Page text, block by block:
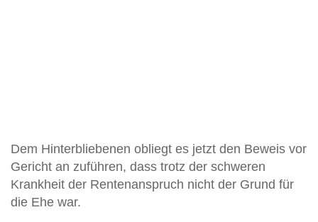
Dem Hinterbliebenen obliegt es jetzt den Beweis vor
Gericht an zuführen, dass trotz der schweren
Krankheit der Rentenanspruch nicht der Grund für
die Ehe war.